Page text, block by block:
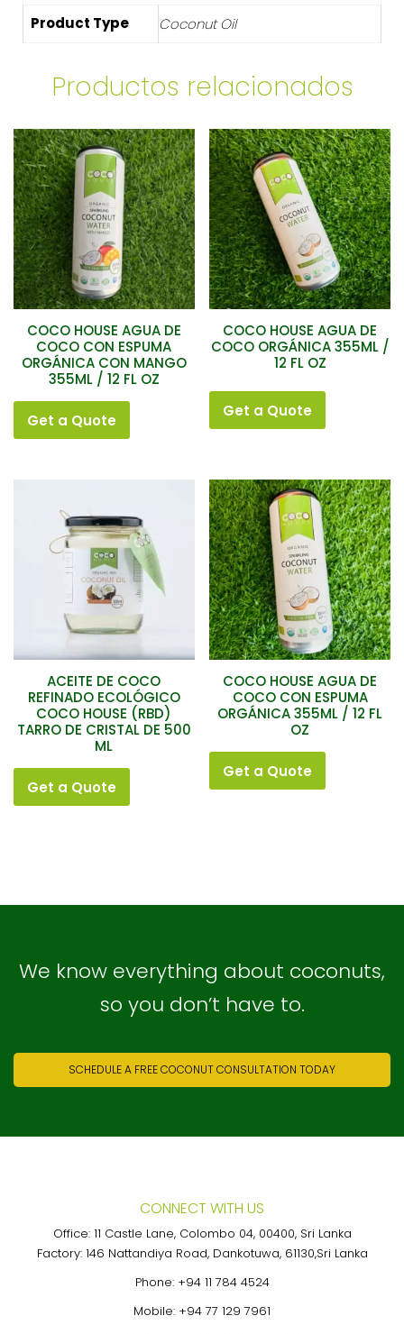
Product Type Coconut Oil
Productos relacionados
COCO HOUSE AGUA DE
COCO CON ESPUMA
ORGÁNICA CON MANGO
355ML / 12 FL OZ
Get a Quote
COCO HOUSE AGUA DE
COCO ORGÁNICA 355ML /
12 FL OZ
Get a Quote
ACEITE DE COCO
REFINADO ECOLÓGICO
COCO HOUSE (RBD)
TARRO DE CRISTAL DE 500
ML
Get a Quote
COCO HOUSE AGUA DE
COCO CON ESPUMA
ORGÁNICA 355ML / 12 FL
OZ
Get a Quote
We know everything about coconuts,
so you don’t have to.
SCHEDULE A FREE COCONUT CONSULTATION TODAY
CONNECT WITH US
Office: 11 Castle Lane, Colombo 04, 00400, Sri Lanka
Factory: 146 Nattandiya Road, Dankotuwa, 61130,Sri Lanka
Phone: +94 11 784 4524
Mobile: +94 77 129 7961